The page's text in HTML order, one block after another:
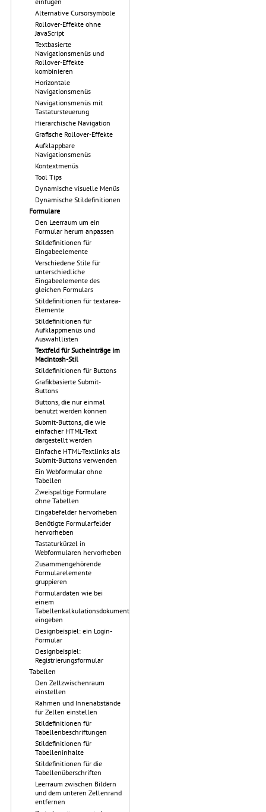
Alternative Cursorsymbole
Rollover-Effekte ohne
JavaScript
Textbasierte
Navigationsmenüs und
Rollover-Effekte
kombinieren
Horizontale
Navigationsmenüs
Navigationsmenüs mit
Tastatursteuerung
Hierarchische Navigation
Grafische Rollover-Effekte
Aufklappbare
Navigationsmenüs
Kontextmenüs
Tool Tips
Dynamische visuelle Menüs
Dynamische Stildefinitionen
Formulare
Den Leerraum um ein
Formular herum anpassen
Stildefinitionen für
Eingabeelemente
Verschiedene Stile für
unterschiedliche
Eingabeelemente des
gleichen Formulars
Stildefinitionen für textarea-
Elemente
Stildefinitionen für
Aufklappmenüs und
Auswahllisten
Textfeld für Sucheinträge im
Macintosh-Stil
Stildefinitionen für Buttons
Grafikbasierte Submit-
Buttons
Buttons, die nur einmal
benutzt werden können
Submit-Buttons, die wie
einfacher HTML-Text
dargestellt werden
Einfache HTML-Textlinks als
Submit-Buttons verwenden
Ein Webformular ohne
Tabellen
Zweispaltige Formulare
ohne Tabellen
Eingabefelder hervorheben
Benötigte Formularfelder
hervorheben
Tastaturkürzel in
Webformularen hervorheben
Zusammengehörende
Formularelemente
gruppieren
Formulardaten wie bei
einem
Tabellenkalkulationsdokument
eingeben
Designbeispiel: ein Login-
Formular
Designbeispiel:
Registrierungsformular
Tabellen
Den Zellzwischenraum
einstellen
Rahmen und Innenabstände
für Zellen einstellen
Stildefinitionen für
Tabellenbeschriftungen
Stildefinitionen für
Tabelleninhalte
Stildefinitionen für die
Tabellenüberschriften
Leerraum zwischen Bildern
und dem unteren Zellenrand
entfernen